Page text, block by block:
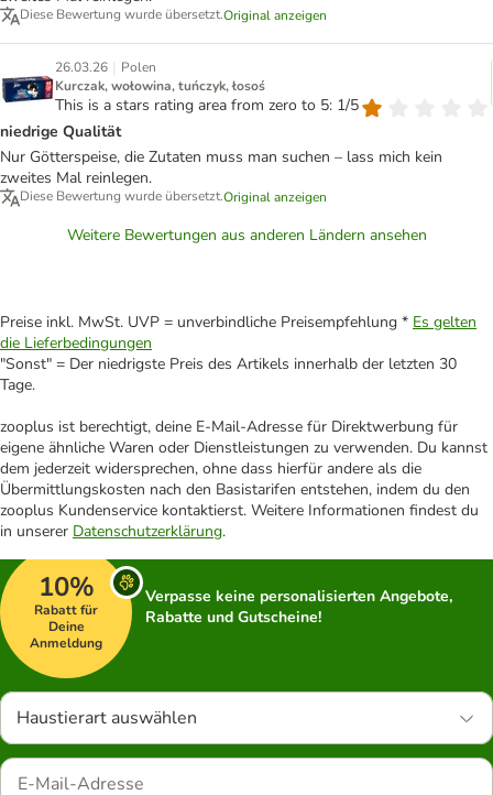
Diese Bewertung wurde übersetzt.Original anzeigen
26.03.26 | Polen
Kurczak, wołowina, tuńczyk, łosoś
This is a stars rating area from zero to 5: 1/5
niedrige Qualität
Nur Götterspeise, die Zutaten muss man suchen – lass mich kein
zweites Mal reinlegen.
Diese Bewertung wurde übersetzt.Original anzeigen
Weitere Bewertungen aus anderen Ländern ansehen
Preise inkl. MwSt. UVP = unverbindliche Preisempfehlung * Es gelten
die Lieferbedingungen
"Sonst" = Der niedrigste Preis des Artikels innerhalb der letzten 30
Tage.
zooplus ist berechtigt, deine E-Mail-Adresse für Direktwerbung für
eigene ähnliche Waren oder Dienstleistungen zu verwenden. Du kannst
dem jederzeit widersprechen, ohne dass hierfür andere als die
Übermittlungskosten nach den Basistarifen entstehen, indem du den
zooplus Kundenservice kontaktierst. Weitere Informationen findest du
in unserer Datenschutzerklärung.
10%
Rabatt für
Deine
Anmeldung
Verpasse keine personalisierten Angebote,
Rabatte und Gutscheine!
Haustierart auswählen